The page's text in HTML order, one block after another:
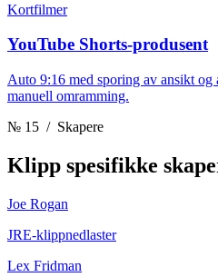
Kortfilmer
YouTube Shorts-produsent
Auto 9:16 med sporing av ansikt
manuell omramming.
№ 15 / Skapere
Klipp spesifikke
Joe Rogan
JRE-klippnedlaster
Lex Fridman